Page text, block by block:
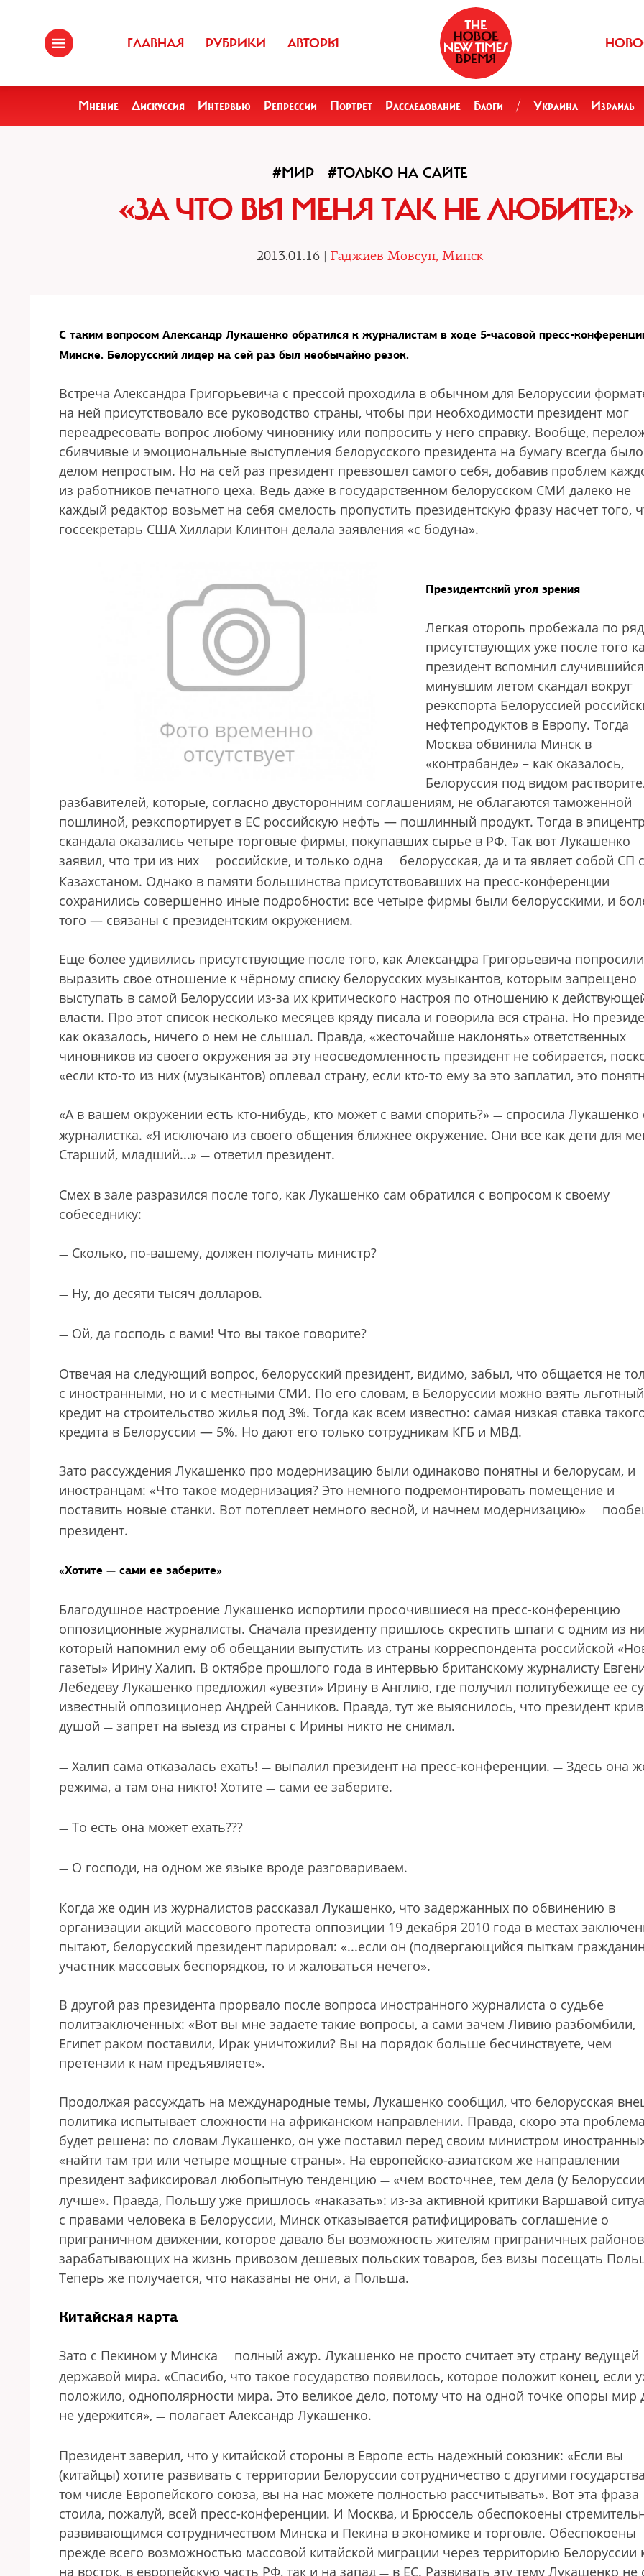
ГЛАВНАЯ РУБРИКИ АВТОРЫ
Мнение Дискуссия Интервью Репрессии Портрет Расследование Блоги / Украина Израиль
#МИР #ТОЛЬКО НА САЙТЕ
«ЗА ЧТО ВЫ МЕНЯ ТАК НЕ ЛЮБИТЕ?»
2013.01.16 | Гаджиев Мовсун, Минск
С таким вопросом Александр Лукашенко обратился к журналистам в ходе 5-часовой пресс-
Минске. Белорусский лидер на сей раз был необычайно резок.
Встреча Александра Григорьевича с прессой проходила в обычном для Белоруссии
на ней присутствовало все руководство страны, чтобы при необходимости президент мог
переадресовать вопрос любому чиновнику или попросить у него справку. Вообще,
сбивчивые и эмоциональные выступления белорусского президента на бумагу всегда было
делом непростым. Но на сей раз президент превзошел самого себя, добавив проблем
из работников печатного цеха. Ведь даже в государственном белорусском СМИ далеко не
каждый редактор возьмет на себя смелость пропустить президентскую фразу насчет того,
госсекретарь США Хиллари Клинтон делала заявления «с бодуна».
Президентский угол зрения
Легкая оторопь пробежала по
присутствующих уже после того
президент вспомнил случившийся
минувшим летом скандал вокруг
реэкспорта Белоруссией
нефтепродуктов в Европу. Тогда
Москва обвинила Минск в
«контрабанде» – как оказалось,
Белоруссия под видом
разбавителей, которые, согласно двусторонним соглашениям, не облагаются таможенной
пошлиной, реэкспортирует в ЕС российскую нефть — пошлинный продукт. Тогда в
скандала оказались четыре торговые фирмы, покупавших сырье в РФ. Так вот Лукашенко
заявил, что три из них — российские, и только одна — белорусская, да и та являет собой СП с
Казахстаном. Однако в памяти большинства присутствовавших на пресс-конференции
сохранились совершенно иные подробности: все четыре фирмы были белорусскими, и
того — связаны с президентским окружением.
Еще более удивились присутствующие после того, как Александра Григорьевича попросили
выразить свое отношение к чёрному списку белорусских музыкантов, которым запрещено
выступать в самой Белоруссии из-за их критического настроя по отношению к
власти. Про этот список несколько месяцев кряду писала и говорила вся страна. Но
как оказалось, ничего о нем не слышал. Правда, «жесточайше наклонять» ответственных
чиновников из своего окружения за эту неосведомленность президент не собирается,
«если кто-то из них (музыкантов) оплевал страну, если кто-то ему за это заплатил, это
«А в вашем окружении есть кто-нибудь, кто может с вами спорить?» — спросила Лукашенко
журналистка. «Я исключаю из своего общения ближнее окружение. Они все как дети для
Старший, младший...» — ответил президент.
Смех в зале разразился после того, как Лукашенко сам обратился с вопросом к своему
собеседнику:
— Сколько, по-вашему, должен получать министр?
— Ну, до десяти тысяч долларов.
— Ой, да господь с вами! Что вы такое говорите?
Отвечая на следующий вопрос, белорусский президент, видимо, забыл, что общается не
с иностранными, но и с местными СМИ. По его словам, в Белоруссии можно взять льготный
кредит на строительство жилья под 3%. Тогда как всем известно: самая низкая ставка
кредита в Белоруссии — 5%. Но дают его только сотрудникам КГБ и МВД.
Зато рассуждения Лукашенко про модернизацию были одинаково понятны и белорусам, и
иностранцам: «Что такое модернизация? Это немного подремонтировать помещение и
поставить новые станки. Вот потеплеет немного весной, и начнем модернизацию» —
президент.
«Хотите — сами ее заберите»
Благодушное настроение Лукашенко испортили просочившиеся на пресс-конференцию
оппозиционные журналисты. Сначала президенту пришлось скрестить шпаги с одним из
который напомнил ему об обещании выпустить из страны корреспондента российской
газеты» Ирину Халип. В октябре прошлого года в интервью британскому журналисту
Лебедеву Лукашенко предложил «увезти» Ирину в Англию, где получил политубежище ее
известный оппозиционер Андрей Санников. Правда, тут же выяснилось, что президент
душой — запрет на выезд из страны с Ирины никто не снимал.
— Халип сама отказалась ехать! — выпалил президент на пресс-конференции. — Здесь она
режима, а там она никто! Хотите — сами ее заберите.
— То есть она может ехать???
— О господи, на одном же языке вроде разговариваем.
Когда же один из журналистов рассказал Лукашенко, что задержанных по обвинению в
организации акций массового протеста оппозиции 19 декабря 2010 года в местах
пытают, белорусский президент парировал: «...если он (подвергающийся пыткам
участник массовых беспорядков, то и жаловаться нечего».
В другой раз президента прорвало после вопроса иностранного журналиста о судьбе
политзаключенных: «Вот вы мне задаете такие вопросы, а сами зачем Ливию разбомбили,
Египет раком поставили, Ирак уничтожили? Вы на порядок больше бесчинствуете, чем
претензии к нам предъявляете».
Продолжая рассуждать на международные темы, Лукашенко сообщил, что белорусская
политика испытывает сложности на африканском направлении. Правда, скоро эта проблема
будет решена: по словам Лукашенко, он уже поставил перед своим министром
«найти там три или четыре мощные страны». На европейско-азиатском же направлении
президент зафиксировал любопытную тенденцию — «чем восточнее, тем дела (у
лучше». Правда, Польшу уже пришлось «наказать»: из-за активной критики Варшавой
с правами человека в Белоруссии, Минск отказывается ратифицировать соглашение о
приграничном движении, которое давало бы возможность жителям приграничных
зарабатывающих на жизнь привозом дешевых польских товаров, без визы посещать
Теперь же получается, что наказаны не они, а Польша.
Китайская карта
Зато с Пекином у Минска — полный ажур. Лукашенко не просто считает эту страну ведущей
державой мира. «Спасибо, что такое государство появилось, которое положит конец, если
положило, однополярности мира. Это великое дело, потому что на одной точке опоры мир
не удержится», — полагает Александр Лукашенко.
Президент заверил, что у китайской стороны в Европе есть надежный союзник: «Если вы
(китайцы) хотите развивать с территории Белоруссии сотрудничество с другими
том числе Европейского союза, вы на нас можете полностью рассчитывать». Вот эта фраза
стоила, пожалуй, всей пресс-конференции. И Москва, и Брюссель обеспокоены
развивающимся сотрудничеством Минска и Пекина в экономике и торговле. Обеспокоены
прежде всего возможностью массовой китайской миграции через территорию Белоруссии
на восток, в европейскую часть РФ, так и на запад — в ЕС. Развивать эту тему Лукашенко не